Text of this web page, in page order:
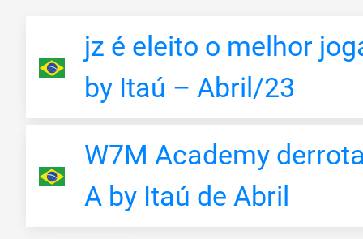
jz é eleito o melhor
by Itaú – Abril/23
W7M Academy
A by Itaú de Abril